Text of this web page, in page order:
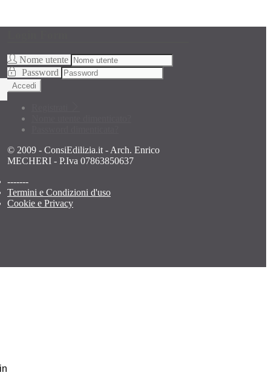
Nome utente
Password
Accedi
© 2009 - ConsiEdilizia.it - Arch. Enrico
MECHERI - P.Iva 07863850637
-------
Termini e Condizioni d'uso
Cookie e Privacy